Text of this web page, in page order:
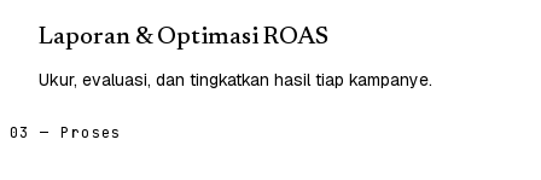
Laporan & Optimasi ROAS
Ukur, evaluasi, dan tingkatkan hasil tiap kampanye.
03 — Proses